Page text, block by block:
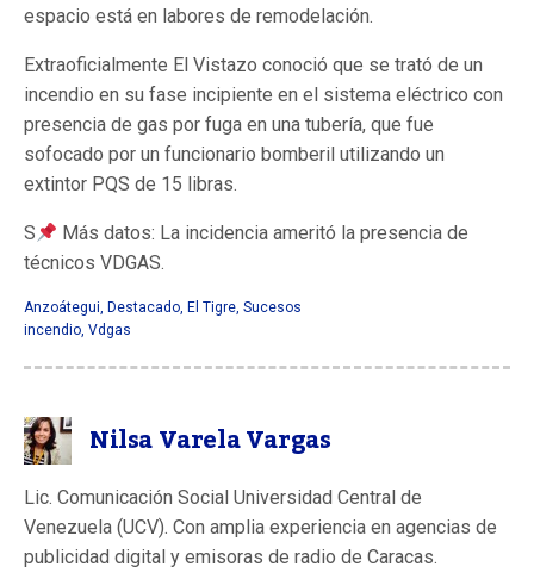
espacio está en labores de remodelación.
Extraoficialmente El Vistazo conoció que se trató de un
incendio en su fase incipiente en el sistema eléctrico con
presencia de gas por fuga en una tubería, que fue
sofocado por un funcionario bomberil utilizando un
extintor PQS de 15 libras.
S
Más datos: La incidencia ameritó la presencia de
técnicos VDGAS.
Anzoátegui, Destacado, El Tigre, Sucesos
incendio, Vdgas
Nilsa Varela Vargas
Lic. Comunicación Social Universidad Central de
Venezuela (UCV). Con amplia experiencia en agencias de
publicidad digital y emisoras de radio de Caracas.